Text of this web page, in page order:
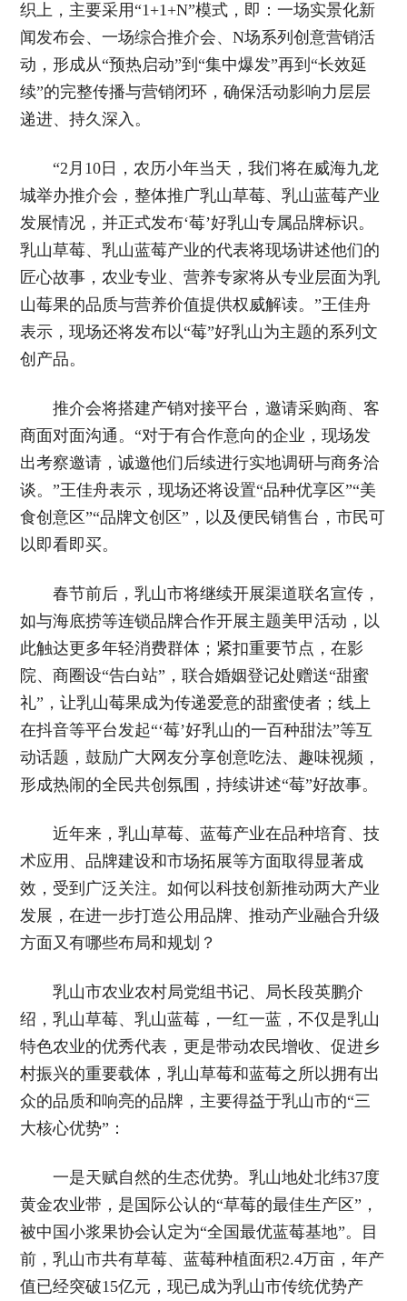
织上，主要采用“1+1+N”模式，即：一场实景化新
闻发布会、一场综合推介会、N场系列创意营销活
动，形成从“预热启动”到“集中爆发”再到“长效延
续”的完整传播与营销闭环，确保活动影响力层层
递进、持久深入。
“2月10日，农历小年当天，我们将在威海九龙
城举办推介会，整体推广乳山草莓、乳山蓝莓产业
发展情况，并正式发布‘莓’好乳山专属品牌标识。
乳山草莓、乳山蓝莓产业的代表将现场讲述他们的
匠心故事，农业专业、营养专家将从专业层面为乳
山莓果的品质与营养价值提供权威解读。”王佳舟
表示，现场还将发布以“莓”好乳山为主题的系列文
创产品。
推介会将搭建产销对接平台，邀请采购商、客
商面对面沟通。“对于有合作意向的企业，现场发
出考察邀请，诚邀他们后续进行实地调研与商务洽
谈。”王佳舟表示，现场还将设置“品种优享区”“美
食创意区”“品牌文创区”，以及便民销售台，市民可
以即看即买。
春节前后，乳山市将继续开展渠道联名宣传，
如与海底捞等连锁品牌合作开展主题美甲活动，以
此触达更多年轻消费群体；紧扣重要节点，在影
院、商圈设“告白站”，联合婚姻登记处赠送“甜蜜
礼”，让乳山莓果成为传递爱意的甜蜜使者；线上
在抖音等平台发起“‘莓’好乳山的一百种甜法”等互
动话题，鼓励广大网友分享创意吃法、趣味视频，
形成热闹的全民共创氛围，持续讲述“莓”好故事。
近年来，乳山草莓、蓝莓产业在品种培育、技
术应用、品牌建设和市场拓展等方面取得显著成
效，受到广泛关注。如何以科技创新推动两大产业
发展，在进一步打造公用品牌、推动产业融合升级
方面又有哪些布局和规划？
乳山市农业农村局党组书记、局长段英鹏介
绍，乳山草莓、乳山蓝莓，一红一蓝，不仅是乳山
特色农业的优秀代表，更是带动农民增收、促进乡
村振兴的重要载体，乳山草莓和蓝莓之所以拥有出
众的品质和响亮的品牌，主要得益于乳山市的“三
大核心优势”：
一是天赋自然的生态优势。乳山地处北纬37度
黄金农业带，是国际公认的“草莓的最佳生产区”，
被中国小浆果协会认定为“全国最优蓝莓基地”。目
前，乳山市共有草莓、蓝莓种植面积2.4万亩，年产
值已经突破15亿元，现已成为乳山市传统优势产